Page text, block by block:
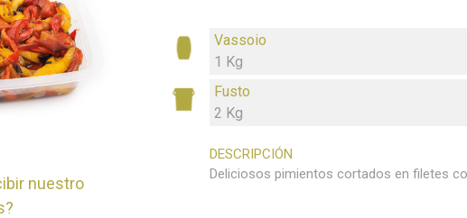
nuestro
Vassoio
1 Kg
Fusto
2 Kg
DESCRIPCIÓN
Deliciosos pimientos cortados en filetes